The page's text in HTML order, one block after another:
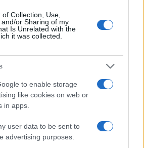
Collection, Use,
or Sharing of my
Is Unrelated with the
it was collected.
to enable storage
like cookies on web or
in apps.
user data to be sent to
advertising purposes.
για τον σύζυγό της, Άκη
είναι πολύ καλύτερος απ’